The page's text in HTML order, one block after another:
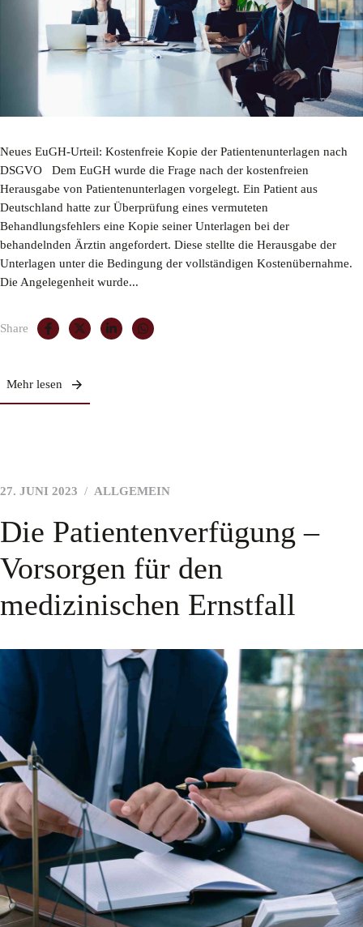
Neues EuGH-Urteil: Kostenfreie Kopie der Patientenunterlagen nach
DSGVO Dem EuGH wurde die Frage nach der kostenfreien
Herausgabe von Patientenunterlagen vorgelegt. Ein Patient aus
Deutschland hatte zur Überprüfung eines vermuteten
Behandlungsfehlers eine Kopie seiner Unterlagen bei der
behandelnden Ärztin angefordert. Diese stellte die Herausgabe der
Unterlagen unter die Bedingung der vollständigen Kostenübernahme.
Die Angelegenheit wurde...
Share
Mehr lesen
27. JUNI 2023 ALLGEMEIN
Die Patientenverfügung –
Vorsorgen für den
medizinischen Ernstfall